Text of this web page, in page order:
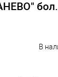
В